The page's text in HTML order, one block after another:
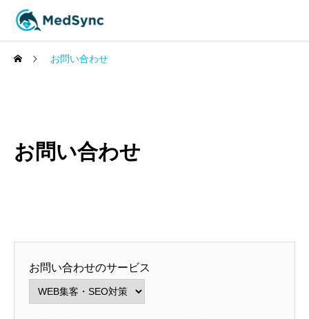
お問い合わせ
お問い合わせ
お問い合わせのサービス